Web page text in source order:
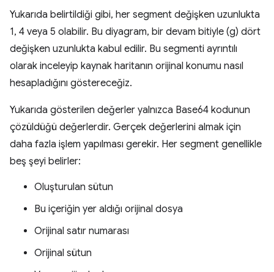
Yukarıda belirtildiği gibi, her segment değişken uzunlukta
1, 4 veya 5 olabilir. Bu diyagram, bir devam bitiyle (g) dört
değişken uzunlukta kabul edilir. Bu segmenti ayrıntılı
olarak inceleyip kaynak haritanın orijinal konumu nasıl
hesapladığını göstereceğiz.
Yukarıda gösterilen değerler yalnızca Base64 kodunun
çözüldüğü değerlerdir. Gerçek değerlerini almak için
daha fazla işlem yapılması gerekir. Her segment genellikle
beş şeyi belirler:
Oluşturulan sütun
Bu içeriğin yer aldığı orijinal dosya
Orijinal satır numarası
Orijinal sütun